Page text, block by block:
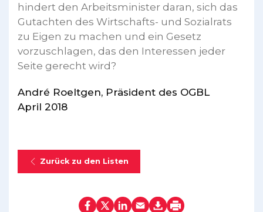
hindert den Arbeitsminister daran, sich das
Gutachten des Wirtschafts- und Sozialrats
zu Eigen zu machen und ein Gesetz
vorzuschlagen, das den Interessen jeder
Seite gerecht wird?
André Roeltgen, Präsident des OGBL
April 2018
Zurück zu den Listen